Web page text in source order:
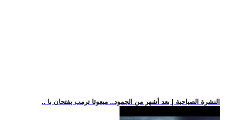
.. النشرة الصباحية | بعد أشهر من الجمود.. مبعوثا ترمب يفتحان با